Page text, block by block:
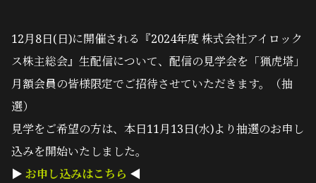
12月8日(日)に開催される『2024年度 株式会社アイロック
ス株主総会』生配信について、配信の見学会を「猟虎塔」
月額会員の皆様限定でご招待させていただきます。（抽
選）
見学をご希望の方は、本日11月13日(水)より抽選のお申し
込みを開始いたしました。
▶︎ お申し込みはこちら ◀︎